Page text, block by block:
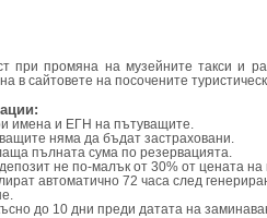
при промяна на музейните такси и
в сайтовете на посочените
имена и ЕГН на пътуващите.
няма да бъдат застраховани.
пълната сума по резервацията.
не по-малък от 30% от цената на
автоматично 72 часа след
до 10 дни преди датата на